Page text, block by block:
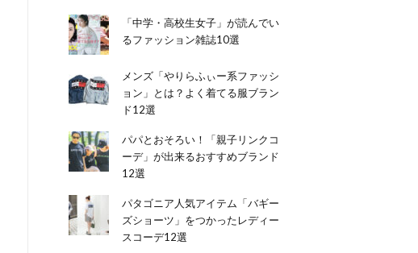
「中学・高校生女子」が読んでい
るファッション雑誌10選
メンズ「やりらふぃー系ファッシ
ョン」とは？よく着てる服ブラン
ド12選
パパとおそろい！「親子リンクコ
ーデ」が出来るおすすめブランド
12選
パタゴニア人気アイテム「バギー
ズショーツ」をつかったレディー
スコーデ12選